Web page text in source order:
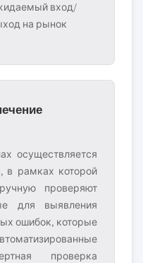
вход/
на рынок
осуществляется
в рамках которой
проверяют
для выявления
ошибок, которые
проверка